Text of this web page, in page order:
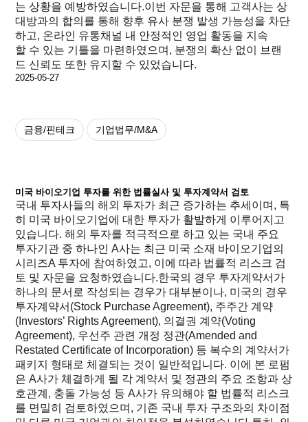
는 상황을 예방하였습니다.이번 자문을 통해 고객사는 상
대방과의 합의를 통해 향후 유사 분쟁 발생 가능성을 차단
하고, 온라인 유통채널 내 안정적인 영업 활동을 지속
할 수 있는 기틀을 마련하였으며, 분쟁의 확산 없이 브랜
드 신뢰도 또한 유지할 수 있었습니다.
2025-05-27
금융/핀테크 기업법무/M&A
미국 바이오기업 투자를 위한 법률실사 및 투자계약서 검토
국내 투자사들의 해외 투자가 최근 증가하는 추세이며, 특
히 미국 바이오기업에 대한 투자가 활발하게 이루어지고
있습니다. 해외 투자를 적극적으로 하고 있는 국내 주요
투자기관 중 하나인 A사는 최근 미국 소재 바이오기업의
시리즈A 투자에 참여하였고, 이에 따라 법률적 리스크 검
토 및 자문을 요청하였습니다.한국의 경우 투자계약서가
하나의 문서로 작성되는 경우가 대부분이나, 미국의 경우
투자계약서(Stock Purchase Agreement), 주주간 계약
(Investors’ Rights Agreement), 의결권 계약(Voting
Agreement), 우선주 관련 개정 정관(Amended and
Restated Certificate of Incorporation) 등 복수의 계약서가
패키지 형태로 체결되는 것이 일반적입니다. 이에 본 로펌
은 A사가 체결하게 될 각 계약서 및 정관의 주요 조항과 상
호관계, 충돌 가능성 등 A사가 유의해야 할 법률적 리스크
를 면밀히 검토하였으며, 기존 국내 투자 구조와의 차이점